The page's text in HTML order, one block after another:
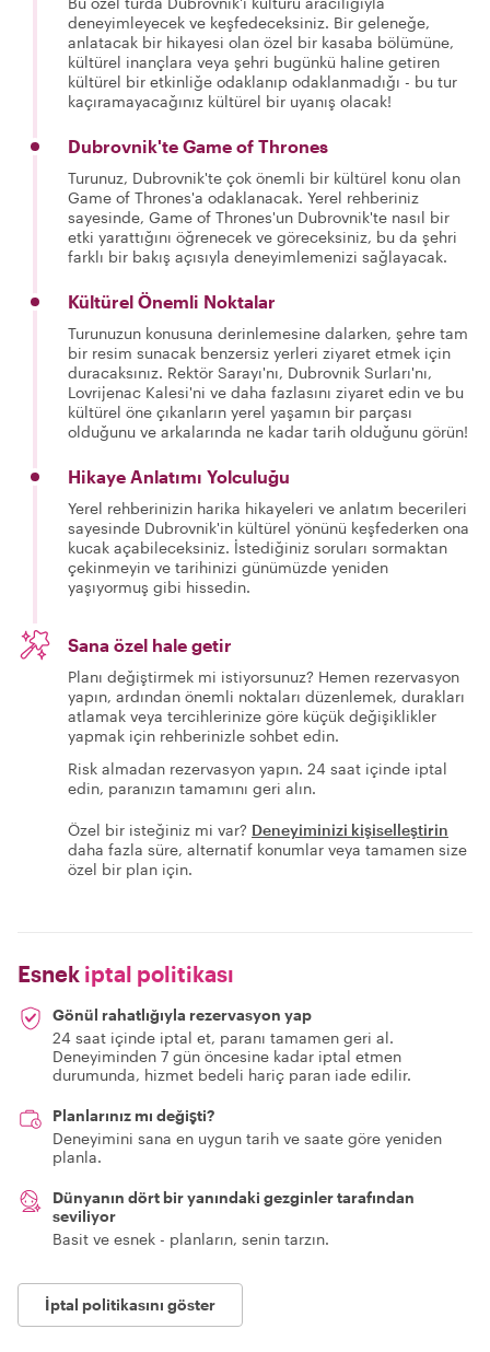
deneyimleyecek ve keşfedeceksiniz. Bir geleneğe,
anlatacak bir hikayesi olan özel bir kasaba bölümüne,
kültürel inançlara veya şehri bugünkü haline getiren
kültürel bir etkinliğe odaklanıp odaklanmadığı - bu tur
kaçıramayacağınız kültürel bir uyanış olacak!
Dubrovnik'te Game of Thrones
Turunuz, Dubrovnik'te çok önemli bir kültürel konu olan
Game of Thrones'a odaklanacak. Yerel rehberiniz
sayesinde, Game of Thrones'un Dubrovnik'te nasıl bir
etki yarattığını öğrenecek ve göreceksiniz, bu da şehri
farklı bir bakış açısıyla deneyimlemenizi sağlayacak.
Kültürel Önemli Noktalar
Turunuzun konusuna derinlemesine dalarken, şehre tam
bir resim sunacak benzersiz yerleri ziyaret etmek için
duracaksınız. Rektör Sarayı'nı, Dubrovnik Surları'nı,
Lovrijenac Kalesi'ni ve daha fazlasını ziyaret edin ve bu
kültürel öne çıkanların yerel yaşamın bir parçası
olduğunu ve arkalarında ne kadar tarih olduğunu görün!
Hikaye Anlatımı Yolculuğu
Yerel rehberinizin harika hikayeleri ve anlatım becerileri
sayesinde Dubrovnik'in kültürel yönünü keşfederken ona
kucak açabileceksiniz. İstediğiniz soruları sormaktan
çekinmeyin ve tarihinizi günümüzde yeniden
yaşıyormuş gibi hissedin.
Sana özel hale getir
Planı değiştirmek mi istiyorsunuz? Hemen rezervasyon
yapın, ardından önemli noktaları düzenlemek, durakları
atlamak veya tercihlerinize göre küçük değişiklikler
yapmak için rehberinizle sohbet edin.
Risk almadan rezervasyon yapın. 24 saat içinde iptal
edin, paranızın tamamını geri alın.
Özel bir isteğiniz mi var? Deneyiminizi kişiselleştirin
daha fazla süre, alternatif konumlar veya tamamen size
özel bir plan için.
Esnek iptal politikası
Gönül rahatlığıyla rezervasyon yap
24 saat içinde iptal et, paranı tamamen geri al.
Deneyiminden 7 gün öncesine kadar iptal etmen
durumunda, hizmet bedeli hariç paran iade edilir.
Planlarınız mı değişti?
Deneyimini sana en uygun tarih ve saate göre yeniden
planla.
Dünyanın dört bir yanındaki gezginler tarafından
seviliyor
Basit ve esnek - planların, senin tarzın.
İptal politikasını göster